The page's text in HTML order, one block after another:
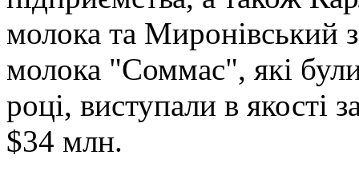
молока та Миронівський
молока "Соммас", які
році, виступали в якості
$34 млн.